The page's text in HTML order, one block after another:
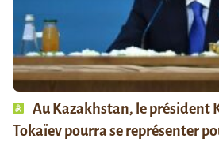
Au Kazakhstan, le président
Tokaïev pourra se représenter